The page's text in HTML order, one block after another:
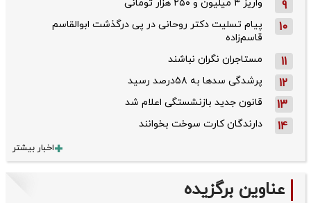
9 واریز ۴ میلیون و ۲۵۰ هزار تومانی
10
پیام تسلیت دکتر روحانی در پی درگذشت ابوالقاسم
قاسم‌زاده
11 مستاجران نگران نباشند
12 پرشدگی سدها به ۵۸درصد رسید
13 قانون جدید بازنشستگی اعلام شد
14 دارندگان کارت سوخت بخوانند
اخبار بیشتر
عناوین برگزیده